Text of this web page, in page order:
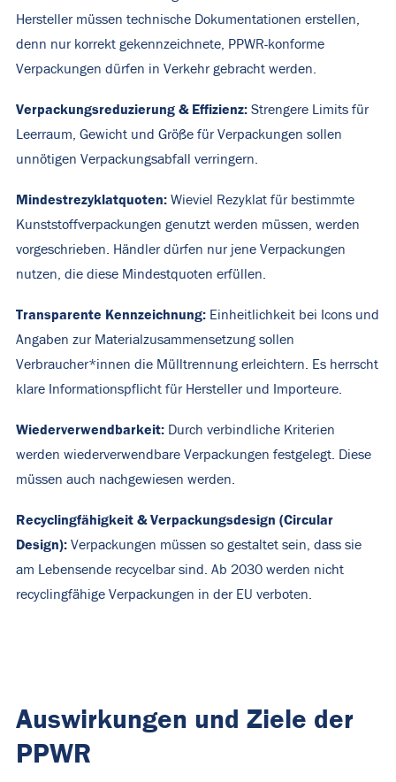
Hersteller müssen technische Dokumentationen erstellen,
denn nur korrekt gekennzeichnete, PPWR-konforme
Verpackungen dürfen in Verkehr gebracht werden.
Verpackungsreduzierung & Effizienz: Strengere Limits für
Leerraum, Gewicht und Größe für Verpackungen sollen
unnötigen Verpackungsabfall verringern.
Mindestrezyklatquoten: Wieviel Rezyklat für bestimmte
Kunststoffverpackungen genutzt werden müssen, werden
vorgeschrieben. Händler dürfen nur jene Verpackungen
nutzen, die diese Mindestquoten erfüllen.
Transparente Kennzeichnung: Einheitlichkeit bei Icons und
Angaben zur Materialzusammensetzung sollen
Verbraucher*innen die Mülltrennung erleichtern. Es herrscht
klare Informationspflicht für Hersteller und Importeure.
Wiederverwendbarkeit: Durch verbindliche Kriterien
werden wiederverwendbare Verpackungen festgelegt. Diese
müssen auch nachgewiesen werden.
Recyclingfähigkeit & Verpackungsdesign (Circular
Design): Verpackungen müssen so gestaltet sein, dass sie
am Lebensende recycelbar sind. Ab 2030 werden nicht
recyclingfähige Verpackungen in der EU verboten.
Auswirkungen und Ziele der
PPWR